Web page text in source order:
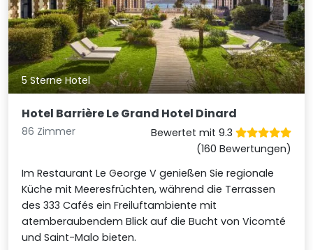
5 Sterne Hotel
Hotel Barrière Le Grand Hotel Dinard
86 Zimmer
Bewertet mit 9.3
(160 Bewertungen)
Im Restaurant Le George V genießen Sie regionale
Küche mit Meeresfrüchten, während die Terrassen
des 333 Cafés ein Freiluftambiente mit
atemberaubendem Blick auf die Bucht von Vicomté
und Saint-Malo bieten.